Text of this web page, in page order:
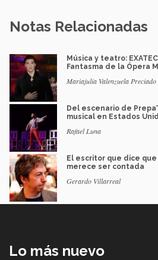
Notas Relacionadas
Música y teatro:
Fantasma de la Ópera
Mariajulia Valenzuela Preciado
Del escenario de
musical en Estados
Rafael Luna
El escritor que dice
merece ser contada
Gerardo Villarreal
Lo más nuevo